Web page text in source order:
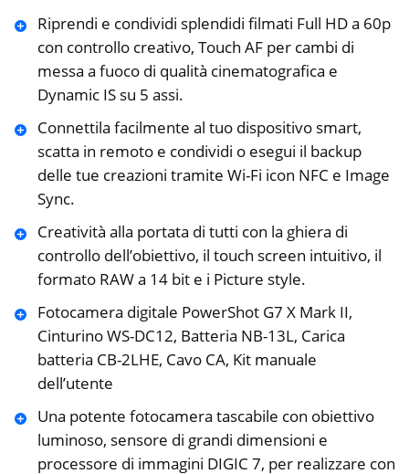
Riprendi e condividi splendidi filmati Full HD a 60p
con controllo creativo, Touch AF per cambi di
messa a fuoco di qualità cinematografica e
Dynamic IS su 5 assi.
Connettila facilmente al tuo dispositivo smart,
scatta in remoto e condividi o esegui il backup
delle tue creazioni tramite Wi-Fi icon NFC e Image
Sync.
Creatività alla portata di tutti con la ghiera di
controllo dell’obiettivo, il touch screen intuitivo, il
formato RAW a 14 bit e i Picture style.
Fotocamera digitale PowerShot G7 X Mark II,
Cinturino WS-DC12, Batteria NB-13L, Carica
batteria CB-2LHE, Cavo CA, Kit manuale
dell’utente
Una potente fotocamera tascabile con obiettivo
luminoso, sensore di grandi dimensioni e
processore di immagini DIGIC 7, per realizzare con